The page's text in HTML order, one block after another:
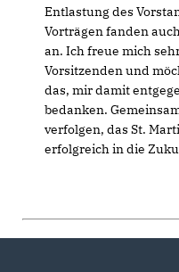
Entlastung des
Vorträgen fanden
an. Ich freue mich
Vorsitzenden und
das, mir damit
bedanken.
verfolgen, das St.
erfolgreich in die